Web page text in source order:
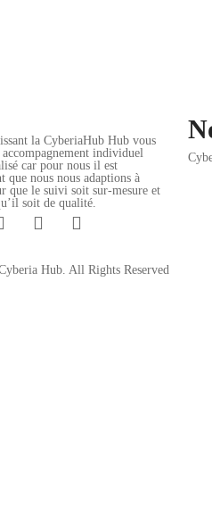
la CyberiaHub Hub vous
accompagnement individuel
car pour nous il est
que nous nous adaptions à
que le suivi soit sur-mesure et
soit de qualité.
Hub. All Rights Reserved